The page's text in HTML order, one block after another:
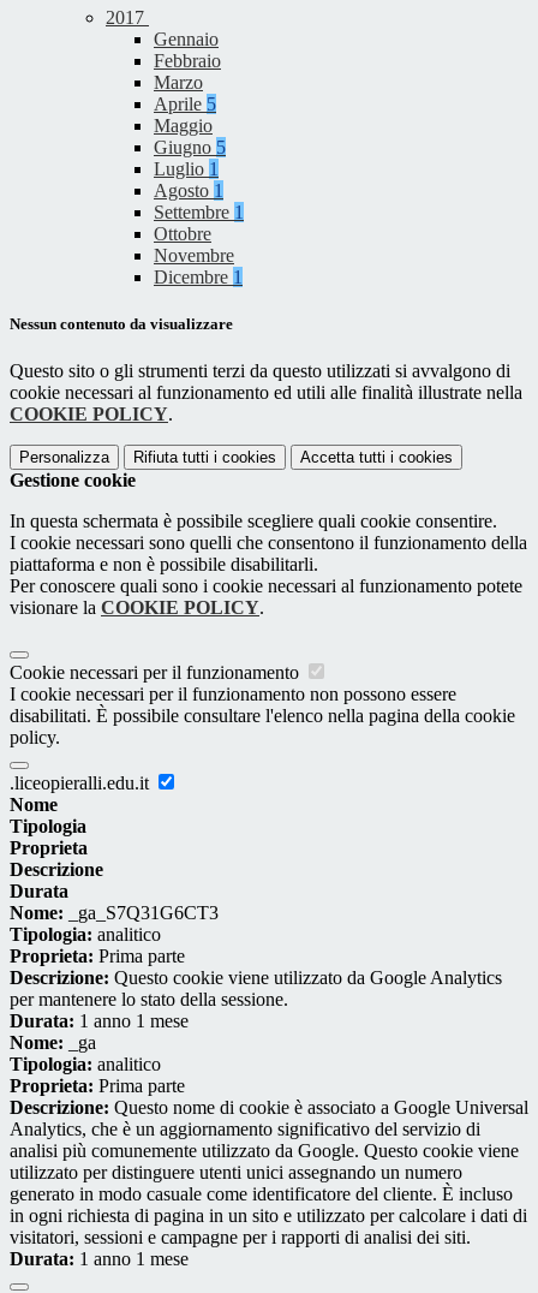
2017
Gennaio
Febbraio
Marzo
Aprile 5
Maggio
Giugno 5
Luglio 1
Agosto 1
Settembre 1
Ottobre
Novembre
Dicembre 1
Nessun contenuto da visualizzare
Questo sito o gli strumenti terzi da questo utilizzati si avvalgono di
cookie necessari al funzionamento ed utili alle finalità illustrate nella
COOKIE POLICY.
Personalizza Rifiuta tutti i cookies Accetta tutti i cookies
Gestione cookie
In questa schermata è possibile scegliere quali cookie consentire.
I cookie necessari sono quelli che consentono il funzionamento della
piattaforma e non è possibile disabilitarli.
Per conoscere quali sono i cookie necessari al funzionamento potete
visionare la COOKIE POLICY.
Cookie necessari per il funzionamento
I cookie necessari per il funzionamento non possono essere
disabilitati. È possibile consultare l'elenco nella pagina della cookie
policy.
.liceopieralli.edu.it
Nome
Tipologia
Proprieta
Descrizione
Durata
Nome: _ga_S7Q31G6CT3
Tipologia: analitico
Proprieta: Prima parte
Descrizione: Questo cookie viene utilizzato da Google Analytics
per mantenere lo stato della sessione.
Durata: 1 anno 1 mese
Nome: _ga
Tipologia: analitico
Proprieta: Prima parte
Descrizione: Questo nome di cookie è associato a Google Universal
Analytics, che è un aggiornamento significativo del servizio di
analisi più comunemente utilizzato da Google. Questo cookie viene
utilizzato per distinguere utenti unici assegnando un numero
generato in modo casuale come identificatore del cliente. È incluso
in ogni richiesta di pagina in un sito e utilizzato per calcolare i dati di
visitatori, sessioni e campagne per i rapporti di analisi dei siti.
Durata: 1 anno 1 mese